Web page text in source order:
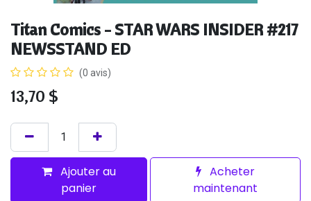
Titan Comics - STAR WARS INSIDER #217
NEWSSTAND ED
(0 avis)
13,70 $
Ajouter au
panier
Acheter
maintenant